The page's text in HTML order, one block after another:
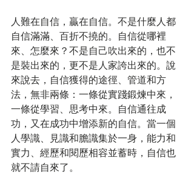
人難在自信，贏在自信。不是什麼人都
自信滿滿、百折不撓的。自信從哪裡
來、怎麼來？不是自己吹出來的，也不
是裝出來的，更不是人家誇出來的。說
來說去，自信獲得的途徑、管道和方
法，無非兩條：一條從實踐鍛煉中來，
一條從學習、思考中來。自信通往成
功，又在成功中增添新的自信。當一個
人學識、見識和膽識集於一身，能力和
實力、經歷和閱歷相容並蓄時，自信也
就不請自來了。